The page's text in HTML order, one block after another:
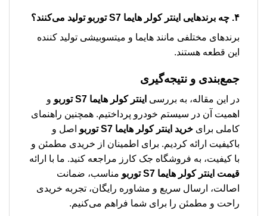
۴. چه برندهایی اینتر کولر هایما S7 توربو تولید می‌کنند؟
برندهای مختلفی مانند هایما و میتسوبیشی تولید کننده
این قطعه هستند.
جمع‌بندی و نتیجه‌گیری
در این مقاله، به بررسی اینتر کولر هایما S7 توربو
و
اهمیت آن در سیستم خودرو پرداختیم. همچنین راهنمای
کاملی برای خرید اینتر کولر هایما S7 توربو
اصل و
باکیفیت ارائه کردیم. برای اطمینان از خریدی مطمئن و
با کیفیت، به فروشگاه جک کارز مراجعه کنید. ما با ارائه
قیمت اینتر کولر هایما S7 توربو
مناسب، ضمانت
اصالت، ارسال سریع و مشاوره رایگان، تجربه خریدی
راحت و مطمئن را برای شما فراهم می‌کنیم.